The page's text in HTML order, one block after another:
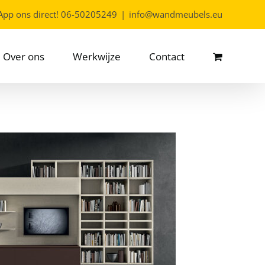
ons direct! 06-50205249 | info@wandmeubels.eu
Over ons Werkwijze Contact